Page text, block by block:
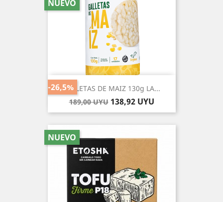
GALLETAS DE MAIZ 130g LA...
Precio
base
189,00 UYU
-26,5%
Precio
138,92 UYU
NUEVO
NUEVO